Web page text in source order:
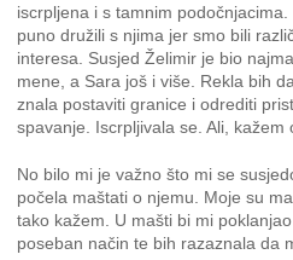
iscrpljena i s tamnim
puno družili s njima jer smo bili
interesa. Susjed Želimir je bio
mene, a Sara još i više. Rekla bih
znala postaviti granice i odrediti
spavanje. Iscrpljivala se. Ali, kažem
No bilo mi je važno što mi se
počela maštati o njemu. Moje su
tako kažem. U mašti bi mi
poseban način te bih razaznala da